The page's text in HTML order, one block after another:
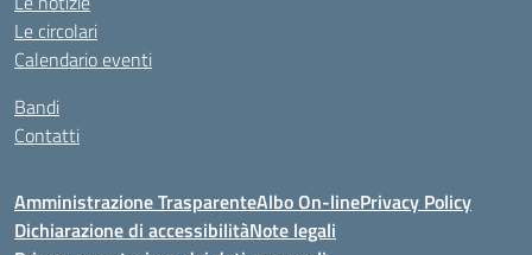
Le circolari
Calendario eventi
Bandi
Contatti
Amministrazione TrasparenteAlbo On-linePrivacy Policy
Dichiarazione di accessibilitàNote legali